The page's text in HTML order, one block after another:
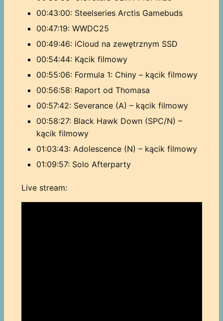
00:43:00: Steelseries Arctis Gamebuds
00:47:19: WWDC25
00:49:46: iCloud na zewętrznym SSD
00:54:44: Kącik filmowy
00:55:06: Formula 1: Chiny – kącik filmowy
00:56:58: Raport od Thomasa
00:57:42: Severance (A) – kącik filmowy
00:58:27: Black Hawk Down (SPC/N) –
kącik filmowy
01:03:43: Adolescence (N) – kącik filmowy
01:09:57: Solo Afterparty
Live stream: